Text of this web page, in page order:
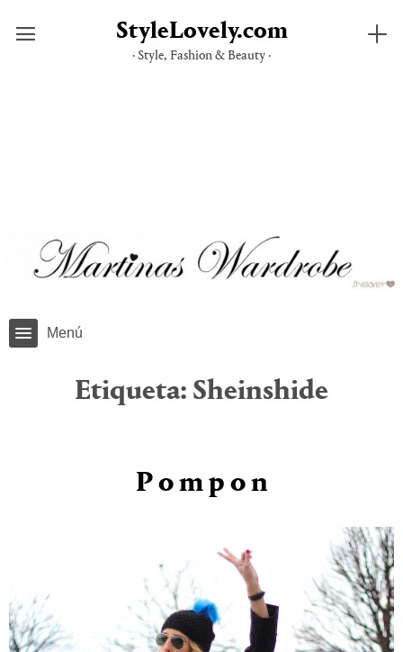
StyleLovely.com
· Style, Fashion & Beauty ·
Menú
Etiqueta: Sheinshide
P o m p o n